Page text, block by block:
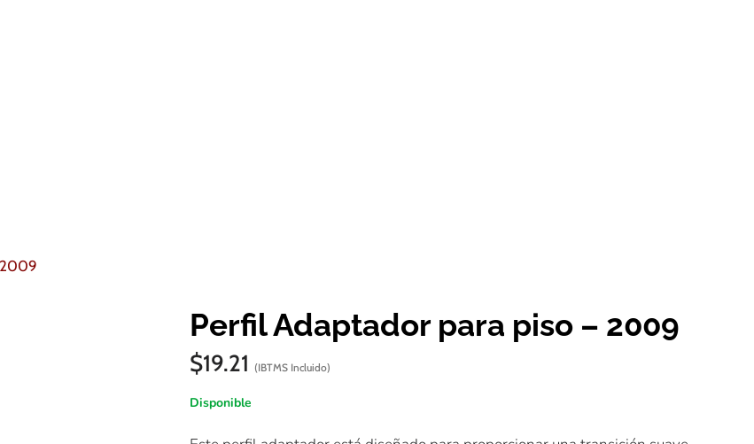
2009
Perfil Adaptador para piso – 2009
$19.21 (IBTMS Incluido)
Disponible